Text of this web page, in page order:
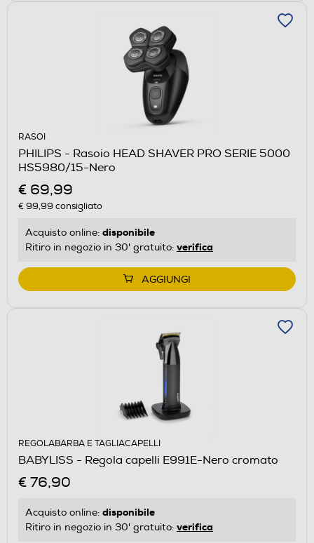
RASOI
PHILIPS - Rasoio HEAD SHAVER PRO SERIE 5000
HS5980/15-Nero
€ 69,99
€ 99,99 consigliato
Acquisto online: disponibile
Ritiro in negozio in 30' gratuito: verifica
AGGIUNGI
REGOLABARBA E TAGLIACAPELLI
BABYLISS - Regola capelli E991E-Nero cromato
€ 76,90
Acquisto online: disponibile
Ritiro in negozio in 30' gratuito: verifica